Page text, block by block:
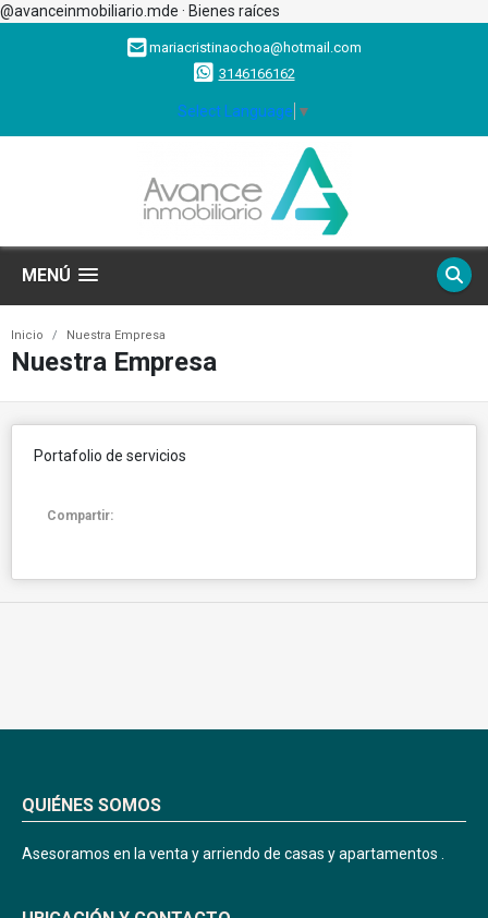
@avanceinmobiliario.mde · Bienes raíces
mariacristinaochoa@hotmail.com
3146166162
Select Language ▼
MENÚ
Inicio Nuestra Empresa
Nuestra Empresa
Portafolio de servicios
Compartir:
QUIÉNES SOMOS
Asesoramos en la venta y arriendo de casas y apartamentos .